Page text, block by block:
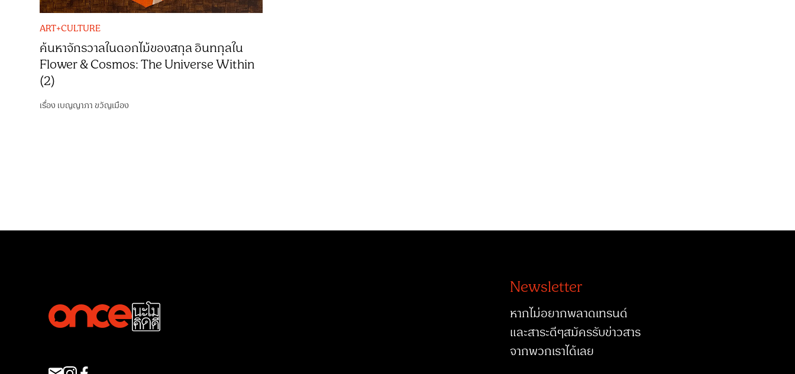
ART+CULTURE
ค้นหาจักรวาลในดอกไม้ของสกุล อินทกุลใน
Flower & Cosmos: The Universe Within
(2)
เรื่อง เบญญาภา ขวัญเมือง
Newsletter
หากไม่อยากพลาดเทรนด์
และสาระดีๆสมัครรับข่าวสาร
จากพวกเราได้เลย